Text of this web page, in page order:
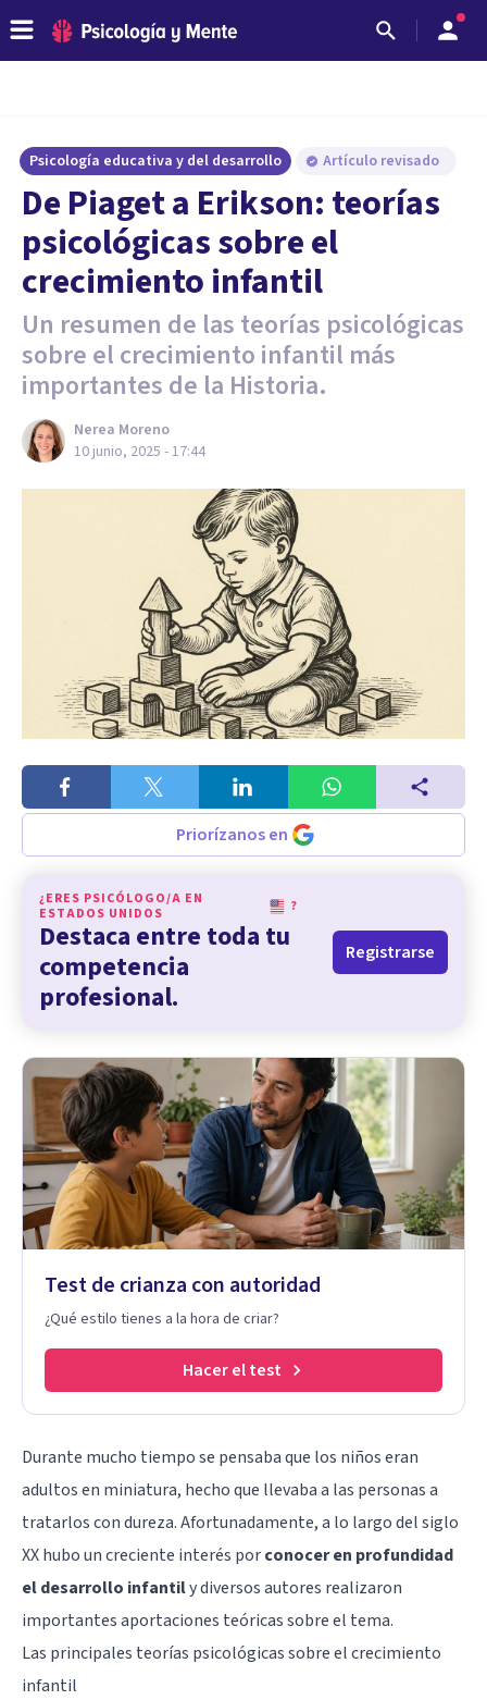
Psicología educativa y del desarrollo Artículo revisado
De Piaget a Erikson: teorías
psicológicas sobre el
crecimiento infantil
Un resumen de las teorías psicológicas
sobre el crecimiento infantil más
importantes de la Historia.
Nerea Moreno
10 junio, 2025 - 17:44
Priorízanos en
¿ERES PSICÓLOGO/A EN
ESTADOS UNIDOS
?
Destaca entre toda tu
competencia
profesional.
Registrarse
Test de crianza con autoridad
¿Qué estilo tienes a la hora de criar?
Hacer el test
Durante mucho tiempo se pensaba que los niños eran
adultos en miniatura, hecho que llevaba a las personas a
tratarlos con dureza. Afortunadamente, a lo largo del siglo
XX hubo un creciente interés porconocer en profundidad
el desarrollo infantily diversos autores realizaron
importantes aportaciones teóricas sobre el tema.
Las principales teorías psicológicas sobre el crecimiento
infantil